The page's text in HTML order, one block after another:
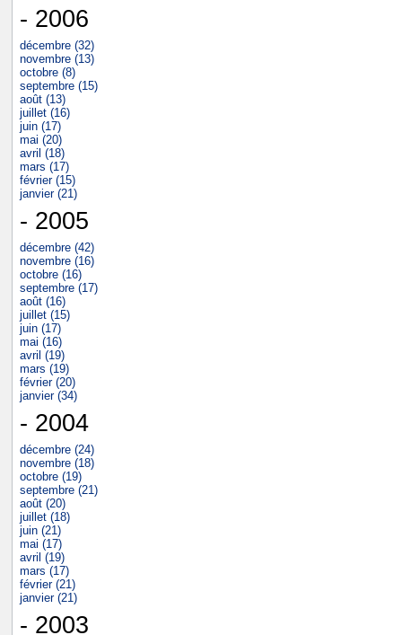
- 2006
décembre (32)
novembre (13)
octobre (8)
septembre (15)
août (13)
juillet (16)
juin (17)
mai (20)
avril (18)
mars (17)
février (15)
janvier (21)
- 2005
décembre (42)
novembre (16)
octobre (16)
septembre (17)
août (16)
juillet (15)
juin (17)
mai (16)
avril (19)
mars (19)
février (20)
janvier (34)
- 2004
décembre (24)
novembre (18)
octobre (19)
septembre (21)
août (20)
juillet (18)
juin (21)
mai (17)
avril (19)
mars (17)
février (21)
janvier (21)
- 2003